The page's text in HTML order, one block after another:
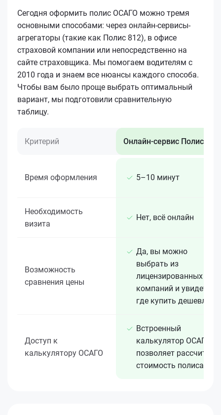
Сегодня оформить полис ОСАГО можно тремя
основными способами: через онлайн-сервисы-
агрегаторы (такие как Полис 812), в офисе
страховой компании или непосредственно на
сайте страховщика. Мы помогаем водителям с
2010 года и знаем все нюансы каждого способа.
Чтобы вам было проще выбрать оптимальный
вариант, мы подготовили сравнительную
таблицу.
Критерий Онлайн-сервис Полис 812
Время оформления 5–10 минут
Необходимость
визита
Нет, всё онлайн
Возможность
сравнения цены
Да, вы можно
выбрать из
лицензированных 15+
компаний и увидеть,
где купить дешевле
Доступ к
калькулятору ОСАГО
Встроенный
калькулятор ОСАГО
позволяет рассчитать
стоимость полиса